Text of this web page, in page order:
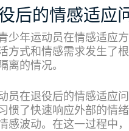
后的情感适应
少年运动员在情感适应
方式和情感需求发生了
离的情况。
员在退役后的情感适应
惯了快速响应外部的情
感波动。在这一过程中